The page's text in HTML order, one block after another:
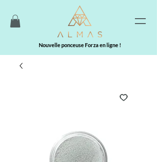
Nouvelle ponceuse Forza en ligne !